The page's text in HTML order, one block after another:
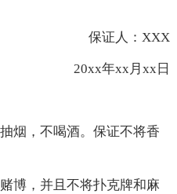
保证人：XXX
20xx年xx月xx日
烟，不喝酒。保证不将香
博，并且不将扑克牌和麻